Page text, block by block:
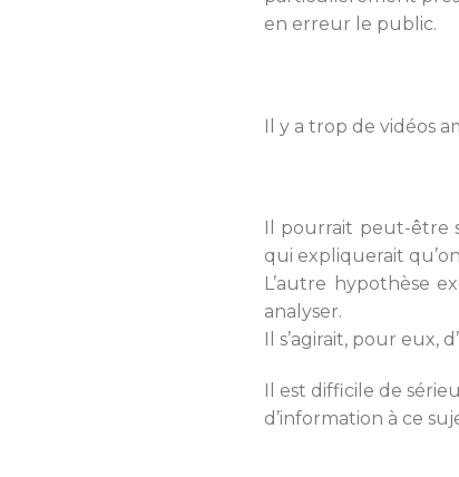
en erreur le public.
Il y a trop de vidéos
Il pourrait peut-être
qui expliquerait
L’autre hypothèse
analyser.
Il s’agirait, pour
Il est difficile de
d’information à ce